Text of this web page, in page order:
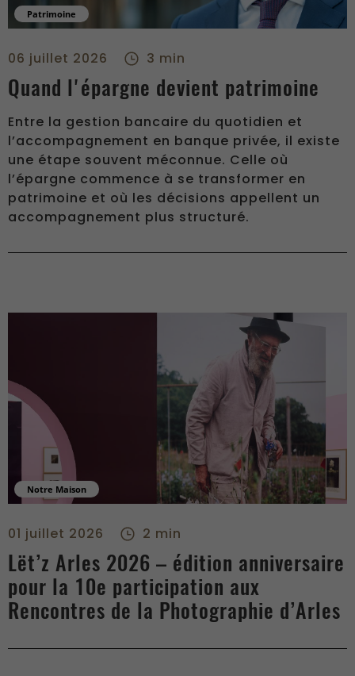
Patrimoine
06 juillet 2026 3 min
Quand l'épargne devient patrimoine
Entre la gestion bancaire du quotidien et
l’accompagnement en banque privée, il existe
une étape souvent méconnue. Celle où
l’épargne commence à se transformer en
patrimoine et où les décisions appellent un
accompagnement plus structuré.
Notre Maison
01 juillet 2026 2 min
Lët’z Arles 2026 – édition anniversaire
pour la 10e participation aux
Rencontres de la Photographie d’Arles